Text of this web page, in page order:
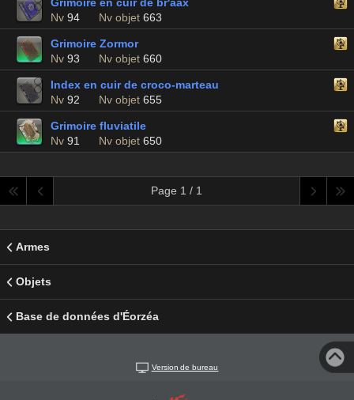
Nv 94 Nv objet 663
Grimoire Zormor
Nv 93 Nv objet 660
Index en cuir de croco-marteau
Nv 92 Nv objet 655
Grimoire fluviatile
Nv 91 Nv objet 650
Page 1 / 1
Armes
Objets
Base de données d'Éorzéa
Version de bureau